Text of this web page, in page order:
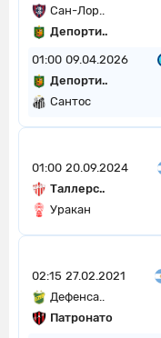
Сан-Лор..
Депорти..
01:00 09.04.2026
Депорти..
Сантос
01:00 20.09.2024
Таллерс..
Уракан
02:15 27.02.2021
Дефенса..
Патронато